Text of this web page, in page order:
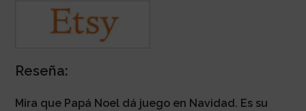
Reseña:
Mira que Papá Noel dá juego en Navidad. Es su